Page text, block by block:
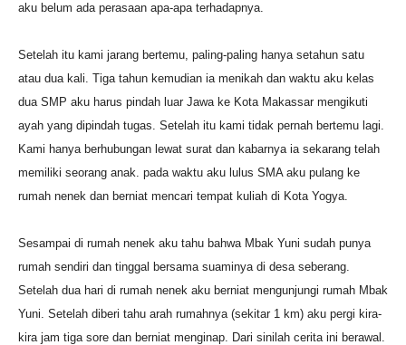
aku belum ada perasaan apa-apa terhadapnya.
Setelah itu kami jarang bertemu, paling-paling hanya setahun satu
atau dua kali. Tiga tahun kemudian ia menikah dan waktu aku kelas
dua SMP aku harus pindah luar Jawa ke Kota Makassar mengikuti
ayah yang dipindah tugas. Setelah itu kami tidak pernah bertemu lagi.
Kami hanya berhubungan lewat surat dan kabarnya ia sekarang telah
memiliki seorang anak. pada waktu aku lulus SMA aku pulang ke
rumah nenek dan berniat mencari tempat kuliah di Kota Yogya.
Sesampai di rumah nenek aku tahu bahwa Mbak Yuni sudah punya
rumah sendiri dan tinggal bersama suaminya di desa seberang.
Setelah dua hari di rumah nenek aku berniat mengunjungi rumah Mbak
Yuni. Setelah diberi tahu arah rumahnya (sekitar 1 km) aku pergi kira-
kira jam tiga sore dan berniat menginap. Dari sinilah cerita ini berawal.